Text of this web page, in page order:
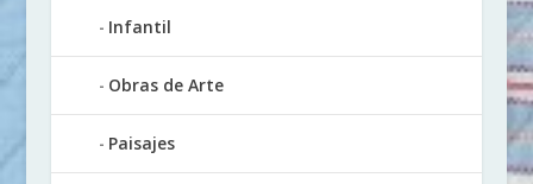
Infantil
Obras de Arte
Paisajes